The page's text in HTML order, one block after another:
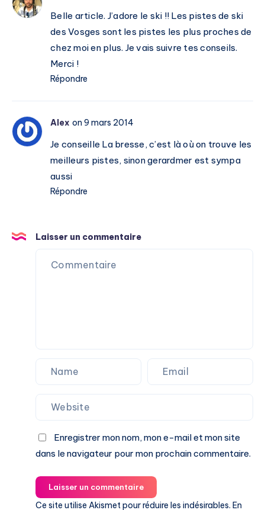
Belle article. J’adore le ski !! Les pistes de ski
des Vosges sont les pistes les plus proches de
chez moi en plus. Je vais suivre tes conseils.
Merci !
Répondre
Alex on 9 mars 2014
Je conseille La bresse, c’est là où on trouve les
meilleurs pistes, sinon gerardmer est sympa
aussi
Répondre
Laisser un commentaire
Enregistrer mon nom, mon e-mail et mon site
dans le navigateur pour mon prochain commentaire.
Laisser un commentaire
Ce site utilise Akismet pour réduire les indésirables. En